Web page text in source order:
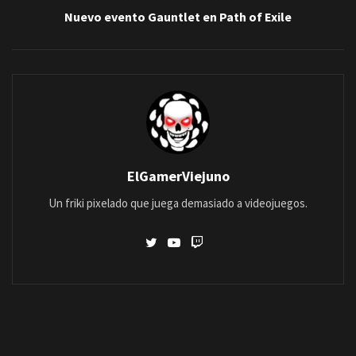
Nuevo evento Gauntlet en Path of Exile
ElGamerViejuno
Un friki pixelado que juega demasiado a videojuegos.